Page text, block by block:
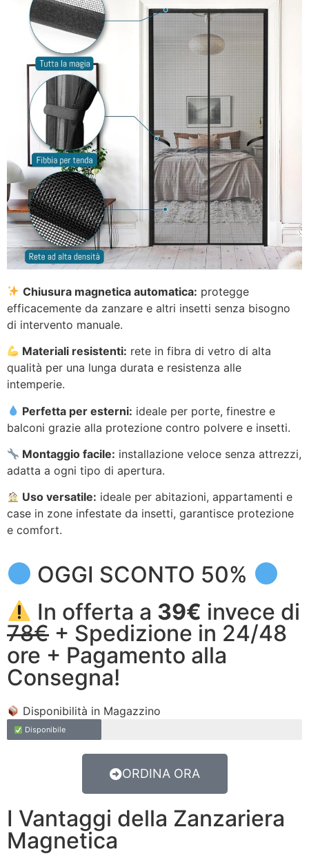
Chiusura magnetica automatica: protegge
efficacemente da zanzare e altri insetti senza bisogno
di intervento manuale.
Materiali resistenti: rete in fibra di vetro di alta
qualità per una lunga durata e resistenza alle
intemperie.
Perfetta per esterni: ideale per porte, finestre e
balconi grazie alla protezione contro polvere e insetti.
Montaggio facile: installazione veloce senza attrezzi,
adatta a ogni tipo di apertura.
Uso versatile: ideale per abitazioni, appartamenti e
case in zone infestate da insetti, garantisce protezione
e comfort.
OGGI SCONTO 50%
In offerta a 39€ invece di
78€ + Spedizione in 24/48
ore + Pagamento alla
Consegna!
Disponibilità in Magazzino
Disponibile
ORDINA ORA
I Vantaggi della Zanzariera
Magnetica